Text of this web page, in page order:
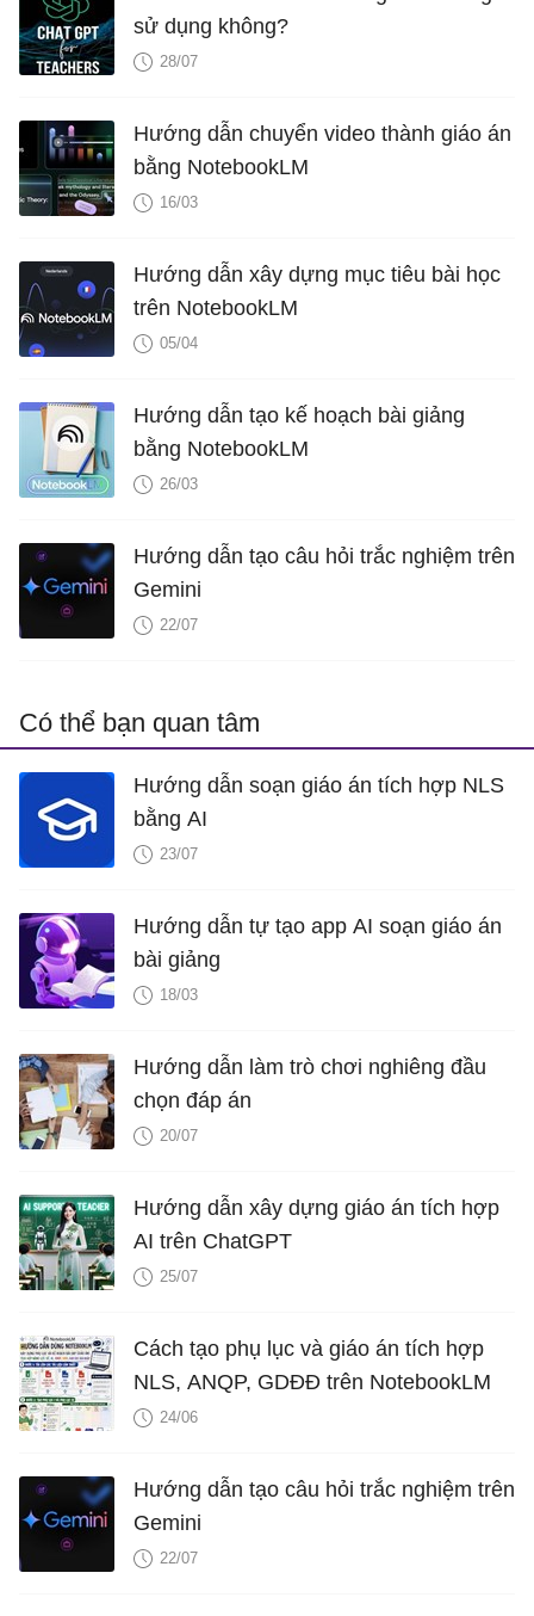
sử dụng không?
28/07
Hướng dẫn chuyển video thành giáo án
bằng NotebookLM
16/03
Hướng dẫn xây dựng mục tiêu bài học
trên NotebookLM
05/04
Hướng dẫn tạo kế hoạch bài giảng
bằng NotebookLM
26/03
Hướng dẫn tạo câu hỏi trắc nghiệm trên
Gemini
22/07
Có thể bạn quan tâm
Hướng dẫn soạn giáo án tích hợp NLS
bằng AI
23/07
Hướng dẫn tự tạo app AI soạn giáo án
bài giảng
18/03
Hướng dẫn làm trò chơi nghiêng đầu
chọn đáp án
20/07
Hướng dẫn xây dựng giáo án tích hợp
AI trên ChatGPT
25/07
Cách tạo phụ lục và giáo án tích hợp
NLS, ANQP, GDĐĐ trên NotebookLM
24/06
Hướng dẫn tạo câu hỏi trắc nghiệm trên
Gemini
22/07